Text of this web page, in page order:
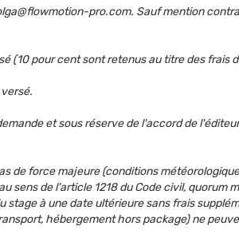
pro.com. Sauf mention
(10 pour cent sont retenus au titre des frais
et sous réserve de l'accord de
de force majeure (conditions
sens de l'article 1218 du Code civil, quorum
à une date ultérieure sans frais
hébergement hors package) ne